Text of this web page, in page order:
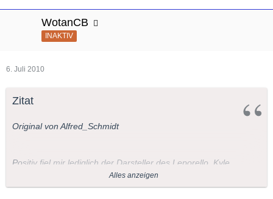
WotanCB
INAKTIV
6. Juli 2010
Zitat
Original von Alfred_Schmidt
Positiv fiel mir lediglich der Darsteller des Leporello, Kyle
Ketelsen auf, der in JEDER Inszenierung eine gute Figur
gemacht hätte.
Alles anzeigen